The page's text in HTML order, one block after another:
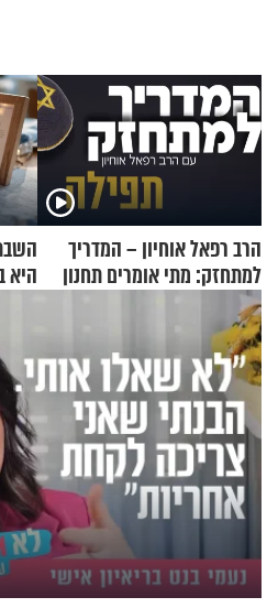
הרב רפאל אוחיון – המדריך
למתחזק: מתי אומרים תחנון
ואיך עולים לתורה?
היא